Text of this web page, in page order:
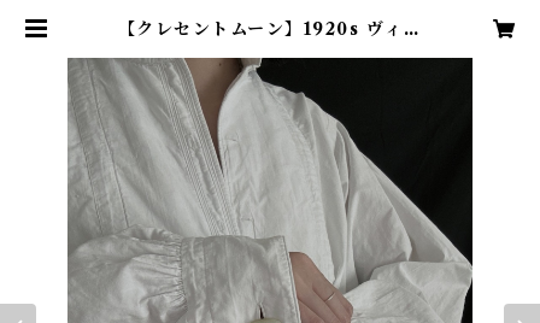
【クレセントムーン】1920s ヴィン
age